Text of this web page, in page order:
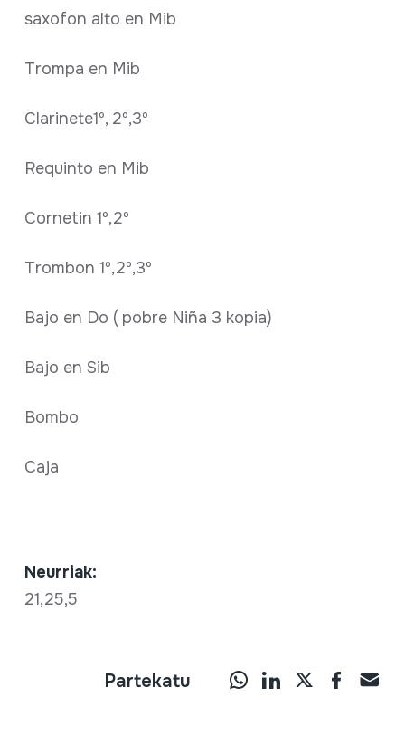
saxofon alto en Mib
Trompa en Mib
Clarinete1º, 2º,3º
Requinto en Mib
Cornetin 1º,2º
Trombon 1º,2º,3º
Bajo en Do ( pobre Niña 3 kopia)
Bajo en Sib
Bombo
Caja
Neurriak:
21,25,5
Partekatu